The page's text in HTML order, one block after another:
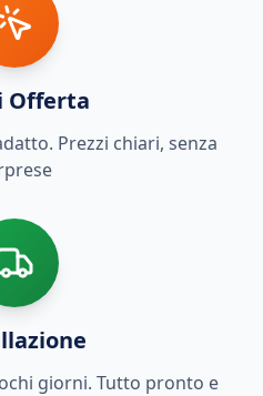
Offerta
Prezzi chiari, senza
giorni. Tutto pronto e